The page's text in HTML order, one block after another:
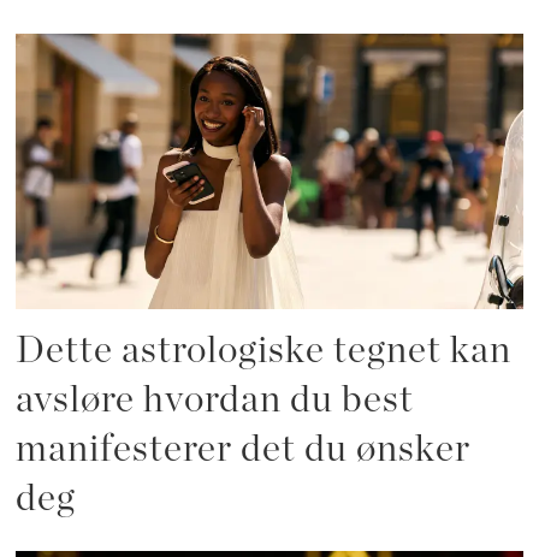
Dette astrologiske tegnet kan
avsløre hvordan du best
manifesterer det du ønsker
deg